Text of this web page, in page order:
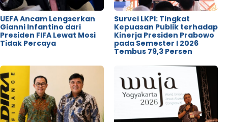
UEFA Ancam Lengserkan
Gianni Infantino dari
Presiden FIFA Lewat Mosi
Tidak Percaya
Survei LKPI: Tingkat
Kepuasan Publik terhadap
Kinerja Presiden Prabowo
pada Semester I 2026
Tembus 79,3 Persen